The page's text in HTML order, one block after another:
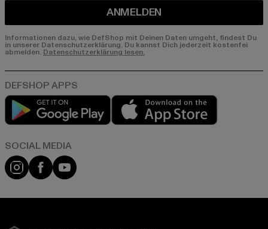
ANMELDEN
Informationen dazu, wie DefShop mit Deinen Daten umgeht, findest Du
in unserer Datenschutzerklärung. Du kannst Dich jederzeit kostenfei
abmelden. Datenschutzerklärung lesen.
Play market
Instagram
FacebookYouTube